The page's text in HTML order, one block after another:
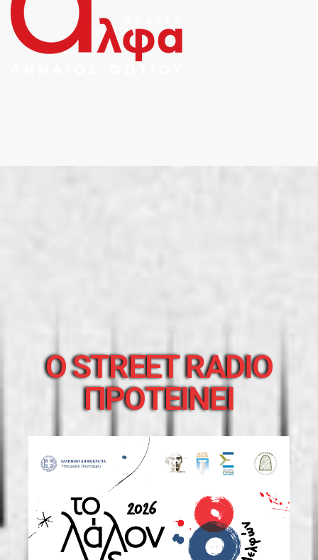
O STREET RADIO
ΠΡΟΤΕΙΝΕΙ